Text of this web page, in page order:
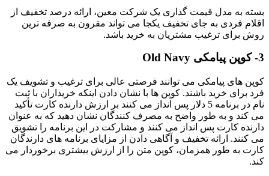
بسته به مدل قیمت گذاری یک شرکت معین، ارائه درصد تخفیف از
اقلام فردی به جای تخفیف یکجا می تواند مقرون به صرفه ترین
روش برای ترغیب مشتریان به خرید باشد.
3- کوپن پیامکی Old Navy
کوپن های پیامکی می توانند فرصتی عالی برای ترغیب و تشویف یک
فرد برای خرید باشند. کوپن ها با نشان دادن اینکه خریداران با ثبت
نام در برنامه 5 دلار پس انداز می کنند بر ارزش دارنده کارت تأکید
می کند و به طور واضح به مصرف کنندگان نشان دهید که به عنوان
دارنده کارت پس انداز می کنند و مشارکت در این برنامه را تشویق
می کنند. ارائه تخفیف و آگاهی دادن از مزایای برنامه های دارندگان
کارت به طور همزمان، کوپن متن را از ارزش بیشتری برخوردار می
کند.